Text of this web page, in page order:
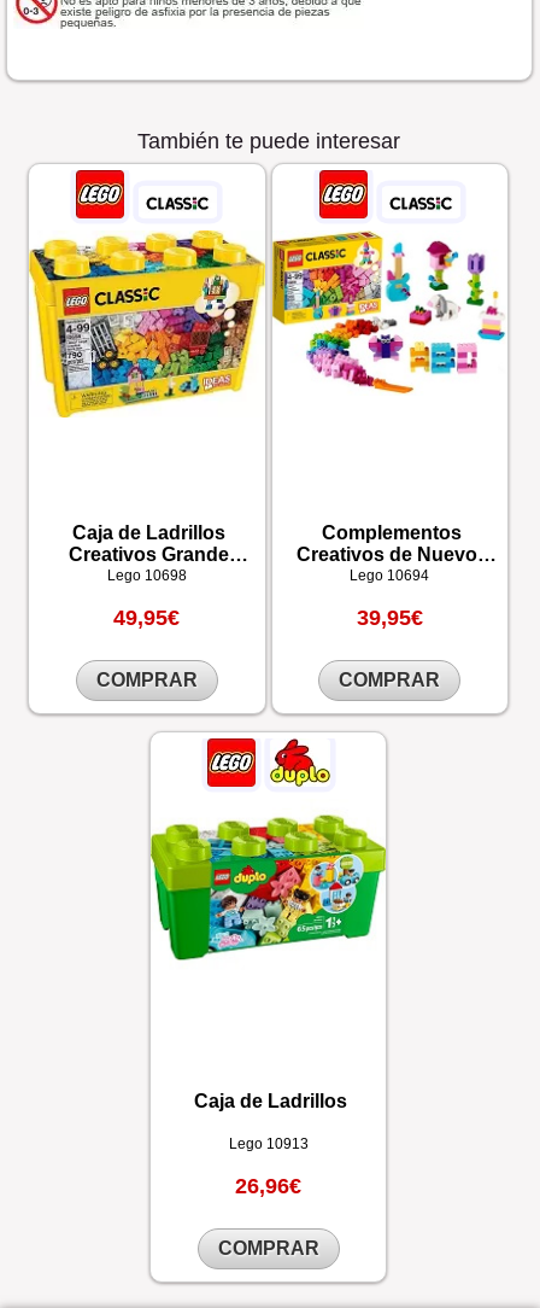
También te puede interesar
Caja de Ladrillos
Creativos Grande
LEGO®
Lego 10698
49,95€
COMPRAR
Complementos
Creativos de Nuevos
Colores LEGO®
Lego 10694
39,95€
COMPRAR
Caja de Ladrillos
Lego 10913
26,96€
COMPRAR